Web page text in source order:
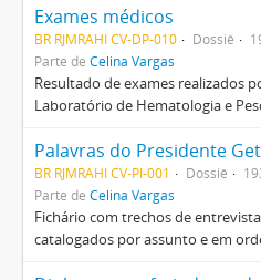
Exames médicos
BR RJMRAHI CV-DP-010 Dossiê
Parte de Celina Vargas
Resultado de exames realizados
Laboratório de Hematologia e
Palavras do Presidente
BR RJMRAHI CV-PI-001 Dossiê
Parte de Celina Vargas
Fichário com trechos de
catalogados por assunto e em